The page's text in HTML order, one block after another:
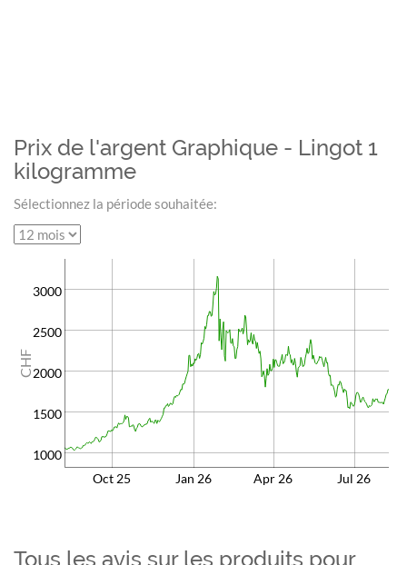
Prix de l'argent Graphique - Lingot 1
kilogramme
Sélectionnez la période souhaitée:
1000
1500
2000
2500
3000
Oct 25 Jan 26 Apr 26 Jul 26
CHF
Tous les avis sur les produits pour